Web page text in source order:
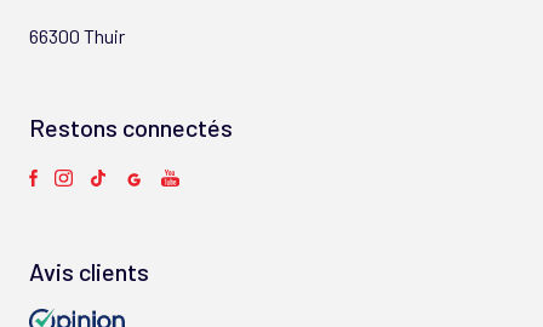
66300 Thuir
Restons connectés
Avis clients